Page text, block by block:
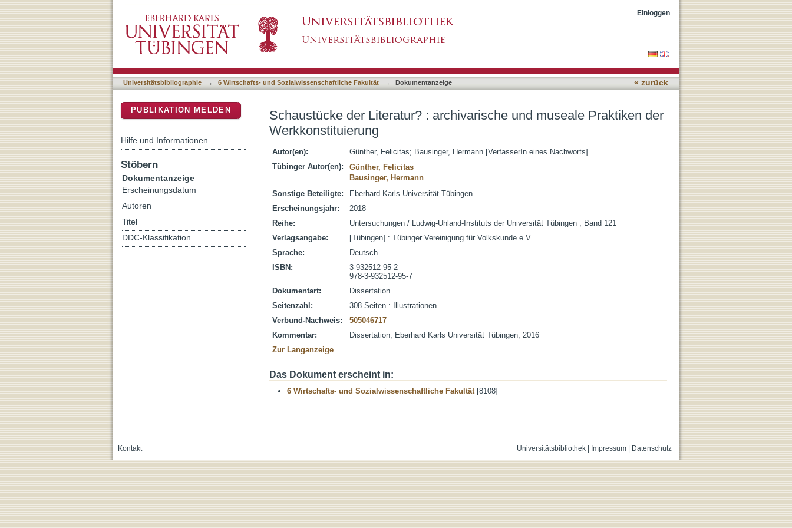
Einloggen
Universitätsbibliographie → 6 Wirtschafts- und Sozialwissenschaftliche Fakultät → Dokumentanzeige « zurück
Schaustücke der Literatur? : archivarische und museale Praktiken der
Werkkonstituierung
Autor(en): Günther, Felicitas; Bausinger, Hermann [VerfasserIn eines Nachworts]
Tübinger Autor(en):
Günther, Felicitas
Bausinger, Hermann
Sonstige Beteiligte:
Eberhard Karls Universität Tübingen
Erscheinungsjahr:
2018
Reihe:
Untersuchungen / Ludwig-Uhland-Instituts der Universität Tübingen ; Band 121
Verlagsangabe:
[Tübingen] : Tübinger Vereinigung für Volkskunde e.V.
Sprache:
Deutsch
ISBN:
3-932512-95-2
978-3-932512-95-7
Dokumentart:
Dissertation
Seitenzahl:
308 Seiten : Illustrationen
Verbund-Nachweis:
505046717
Kommentar:
Dissertation, Eberhard Karls Universität Tübingen, 2016
Zur Langanzeige
Das Dokument erscheint in:
6 Wirtschafts- und Sozialwissenschaftliche Fakultät[8108]
PUBLIKATION MELDEN
Hilfe und Informationen
Stöbern
Dokumentanzeige
Erscheinungsdatum
Autoren
Titel
DDC-Klassifikation
Universitätsbibliothek| Impressum| Datenschutz
Kontakt